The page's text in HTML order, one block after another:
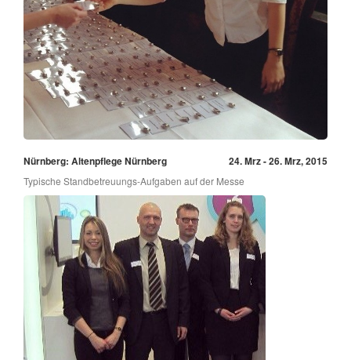
Nürnberg: Altenpflege Nürnberg 24. Mrz - 26. Mrz, 2015
Typische Standbetreuungs-Aufgaben auf der Messe